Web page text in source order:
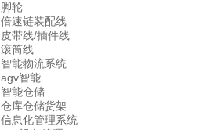
脚轮
倍速链装配线
皮带线/插件线
滚筒线
智能物流系统
agv智能
智能仓储
仓库仓储货架
信息化管理系统